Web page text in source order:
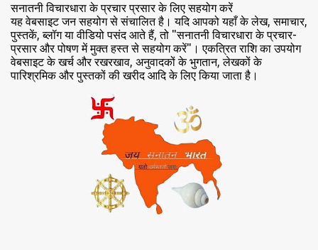
सनातनी विचारधारा के प्रचार प्रसार के लिए सहयोग करें
यह वेबसाइट जन सहयोग से संचालित है। यदि आपको यहाँ के लेख, समाचार,
पुस्तकें, ब्लॉग या वीडियो पसंद आते हैं, तो "सनातनी विचारधारा के प्रचार-
प्रसार और पोषण में मुक्त हस्त से सहयोग करें"। एकत्रित राशि का उपयोग
वेबसाइट के खर्च और रखरखाव, अनुवादकों के भुगतान, लेखकों के
पारिश्रमिक और पुस्तकों की खरीद आदि के लिए किया जाता है।